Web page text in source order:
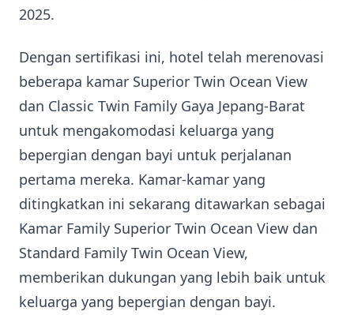
2025.
Dengan sertifikasi ini, hotel telah merenovasi
beberapa kamar Superior Twin Ocean View
dan Classic Twin Family Gaya Jepang-Barat
untuk mengakomodasi keluarga yang
bepergian dengan bayi untuk perjalanan
pertama mereka. Kamar-kamar yang
ditingkatkan ini sekarang ditawarkan sebagai
Kamar Family Superior Twin Ocean View dan
Standard Family Twin Ocean View,
memberikan dukungan yang lebih baik untuk
keluarga yang bepergian dengan bayi.